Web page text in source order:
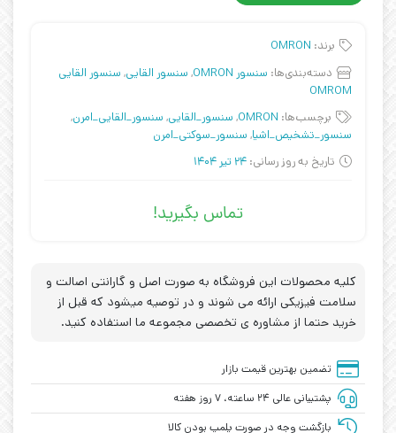
برند: OMRON
دسته‌بندی‌ها: سنسور OMRON , سنسور القایی, سنسور القایی
OMROM
برچسب‌ها: OMRON
, سنسور_القایی, سنسور_القایی_امرن,
سنسور_تشخیص_اشیا, سنسور_سوکتی_امرن
تاریخ به روز رسانی: 24 تیر 1404
تماس بگیرید!
کلیه محصولات این فروشگاه به صورت اصل و گارانتی اصالت و
سلامت فیزیکی ارائه می شوند و در توصیه میشود که قبل از
خرید حتما از مشاوره ی تخصصی مجموعه ما استفاده کنید.
تضمین بهترین قیمت بازار
پشتیبانی عالی ۲۴ ساعته، ۷ روز هفته
بازگشت وجه در صورت پلمپ بودن کالا